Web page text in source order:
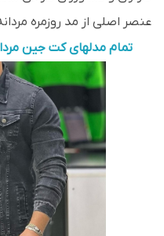
عنصر اصلی از مد روزمره
تمام مدلهای کت جین مردانه پاییز 1403 در